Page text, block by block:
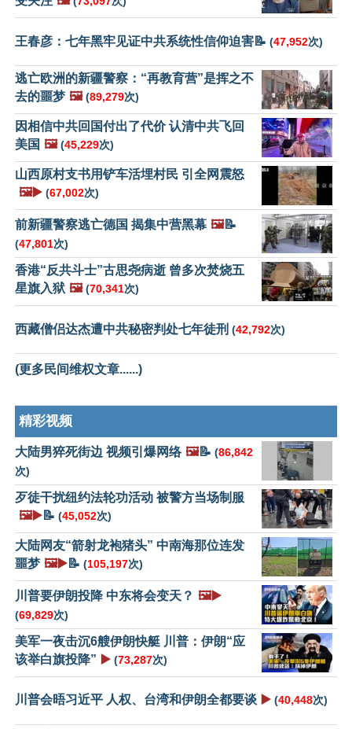
王春彦：七年黑牢见证中共系统性信仰迫害📝 (47,952次)
逃亡欧洲的新疆警察：“再教育营”是挥之不
去的噩梦 🖼️ (89,279次)
因相信中共回国付出了代价 认清中共飞回
美国 🖼️ (45,229次)
山西原村支书用铲车活埋村民 引全网震怒
🖼️▶️ (67,002次)
前新疆警察逃亡德国 揭集中营黑幕 🖼️📝
(47,801次)
香港“反共斗士”古思尧病逝 曾多次焚烧五
星旗入狱 🖼️ (70,341次)
西藏僧侣达杰遭中共秘密判处七年徒刑 (42,792次)
(更多民间维权文章......)
精彩视频
大陆男猝死街边 视频引爆网络 🖼️📝 (86,842
次)
歹徒干扰纽约法轮功活动 被警方当场制服
🖼️▶️📝 (45,052次)
大陆网友“箭射龙袍猪头” 中南海那位连发
噩梦 🖼️▶️📝 (105,197次)
川普要伊朗投降 中东将会变天？ 🖼️▶️
(69,829次)
美军一夜击沉6艘伊朗快艇 川普：伊朗“应
该举白旗投降” ▶️ (73,287次)
川普会晤习近平 人权、台湾和伊朗全都要谈 ▶️ (40,448次)